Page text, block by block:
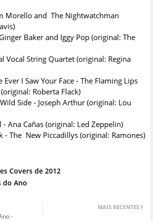
Morello and The Nightwatchman
Baker and Iggy Pop (original: The
Vocal String Quartet (original: Regina
Ever I Saw Your Face - The Flaming Lips
Roberta Flack)
Side - Joseph Arthur (original: Lou
- Ana Cañas (original: Led Zeppelin)
- The New Piccadillys (original: Ramones)
Covers de 2012
do Ano
MAIS RECENTES
-